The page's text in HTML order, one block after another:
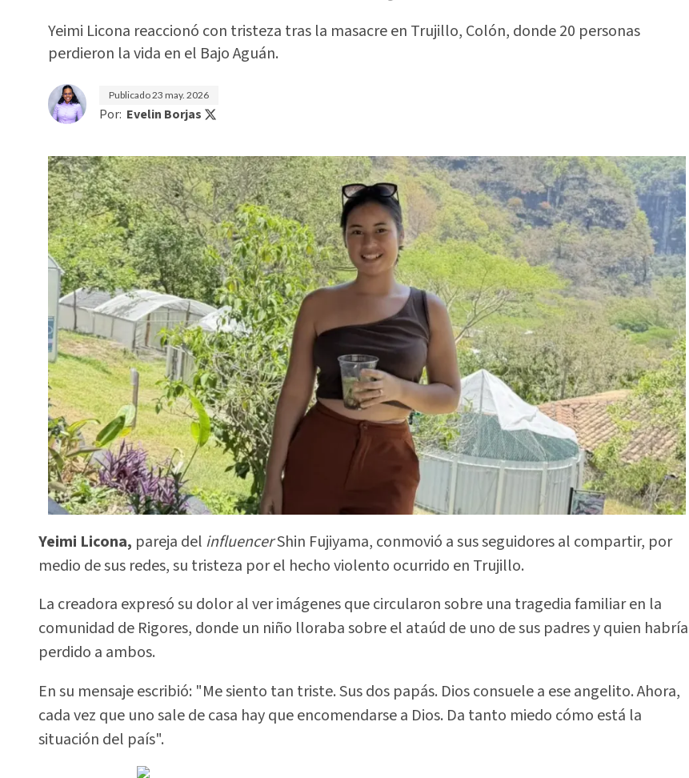
Yeimi Licona reaccionó con tristeza tras la masacre en Trujillo, Colón, donde 20 personas
perdieron la vida en el Bajo Aguán.
Publicado23 may. 2026
Por: Evelin Borjas
Yeimi Licona, pareja del influencerShin Fujiyama, conmovió a sus seguidores al compartir, por
medio de sus redes, su tristeza por el hecho violento ocurrido en Trujillo.
La creadora expresó su dolor al ver imágenes que circularon sobre una tragedia familiar en la
comunidad de Rigores, donde un niño lloraba sobre el ataúd de uno de sus padres y quien habría
perdido a ambos.
En su mensaje escribió: "Me siento tan triste. Sus dos papás. Dios consuele a ese angelito. Ahora,
cada vez que uno sale de casa hay que encomendarse a Dios. Da tanto miedo cómo está la
situación del país".